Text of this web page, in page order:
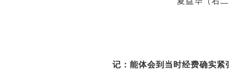
记：能体会到当时经费确实